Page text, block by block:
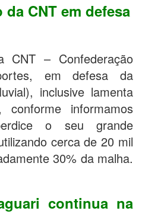
CNT em defesa
CNT – Confederação
em defesa da
inclusive lamenta
informamos
o seu grande
cerca de 20 mil
30% da malha.
continua na